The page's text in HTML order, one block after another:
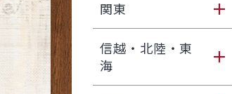
北海道
青森
岩手
関東
東京
神奈川
信越・北陸・東
海